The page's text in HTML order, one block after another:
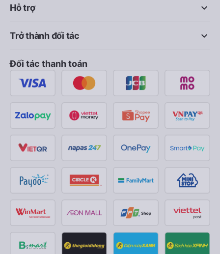
keyboard_arrow_down
Hỗ trợ
keyboard_arrow_down
Trở thành đối tác
Đối tác thanh toán